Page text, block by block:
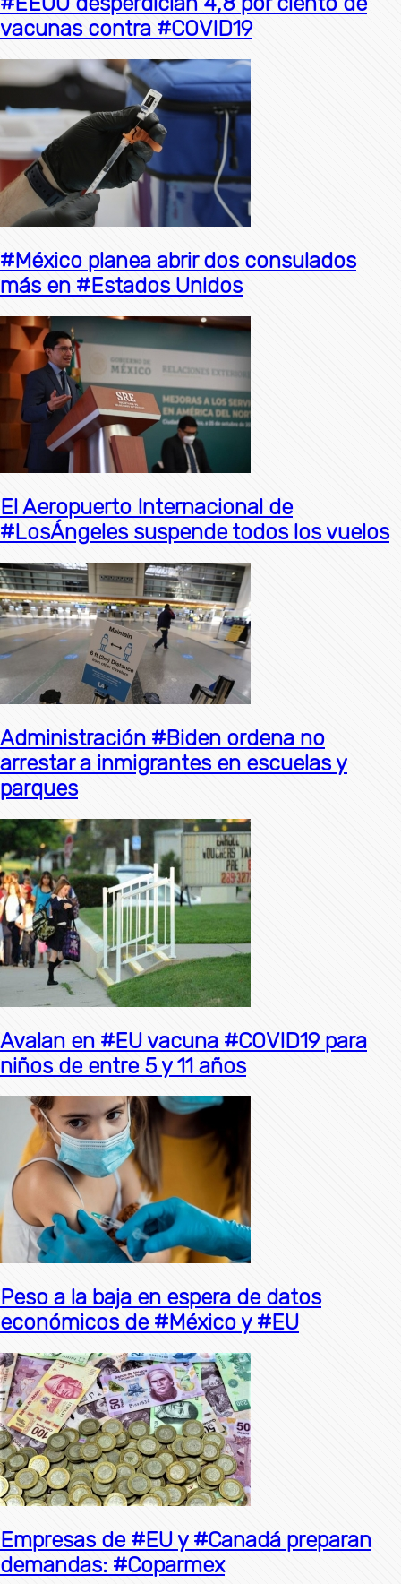
vacunas contra #COVID19
#México planea abrir dos consulados
más en #Estados Unidos
El Aeropuerto Internacional de
#LosÁngeles suspende todos los vuelos
Administración #Biden ordena no
arrestar a inmigrantes en escuelas y
parques
Avalan en #EU vacuna #COVID19 para
niños de entre 5 y 11 años
Peso a la baja en espera de datos
económicos de #México y #EU
Empresas de #EU y #Canadá preparan
demandas: #Coparmex